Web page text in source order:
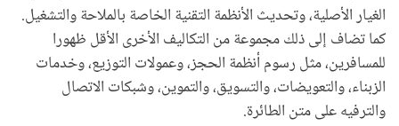
الغيار الأصلية، وتحديث الأنظمة التقنية الخاصة بالملاحة والتشغيل.
كما تضاف إلى ذلك مجموعة من التكاليف الأخرى الأقل ظهورا
للمسافرين، مثل رسوم أنظمة الحجز، وعمولات التوزيع، وخدمات
الزبناء، والتعويضات، والتسويق، والتموين، وشبكات الاتصال
والترفيه على متن الطائرة.